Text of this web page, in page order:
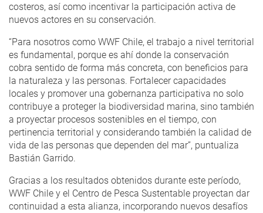
costeros, así como incentivar la participación activa de
nuevos actores en su conservación.
“Para nosotros como WWF Chile, el trabajo a nivel territorial
es fundamental, porque es ahí donde la conservación
cobra sentido de forma más concreta, con beneficios para
la naturaleza y las personas. Fortalecer capacidades
locales y promover una gobernanza participativa no solo
contribuye a proteger la biodiversidad marina, sino también
a proyectar procesos sostenibles en el tiempo, con
pertinencia territorial y considerando también la calidad de
vida de las personas que dependen del mar”, puntualiza
Bastián Garrido.
Gracias a los resultados obtenidos durante este período,
WWF Chile y el Centro de Pesca Sustentable proyectan dar
continuidad a esta alianza, incorporando nuevos desafíos